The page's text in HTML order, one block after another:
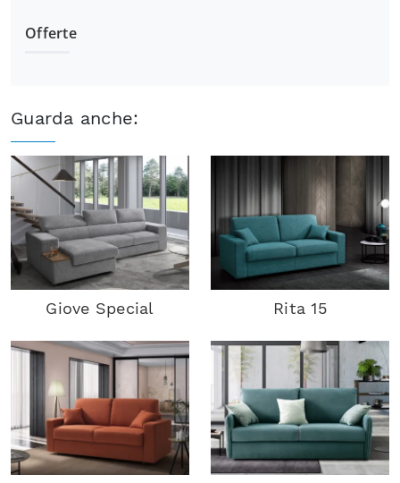
Offerte
Guarda anche:
Giove Special Rita 15